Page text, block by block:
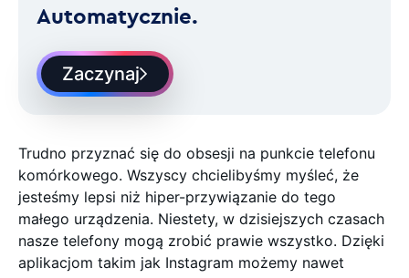
Automatycznie.
Zaczynaj
Trudno przyznać się do obsesji na punkcie telefonu
komórkowego. Wszyscy chcielibyśmy myśleć, że
jesteśmy lepsi niż hiper-przywiązanie do tego
małego urządzenia. Niestety, w dzisiejszych czasach
nasze telefony mogą zrobić prawie wszystko. Dzięki
aplikacjom takim jak Instagram możemy nawet